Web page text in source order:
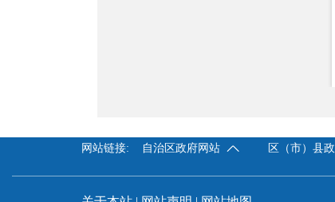
双公示
网站链接: 自治区政府网站 区（市）县